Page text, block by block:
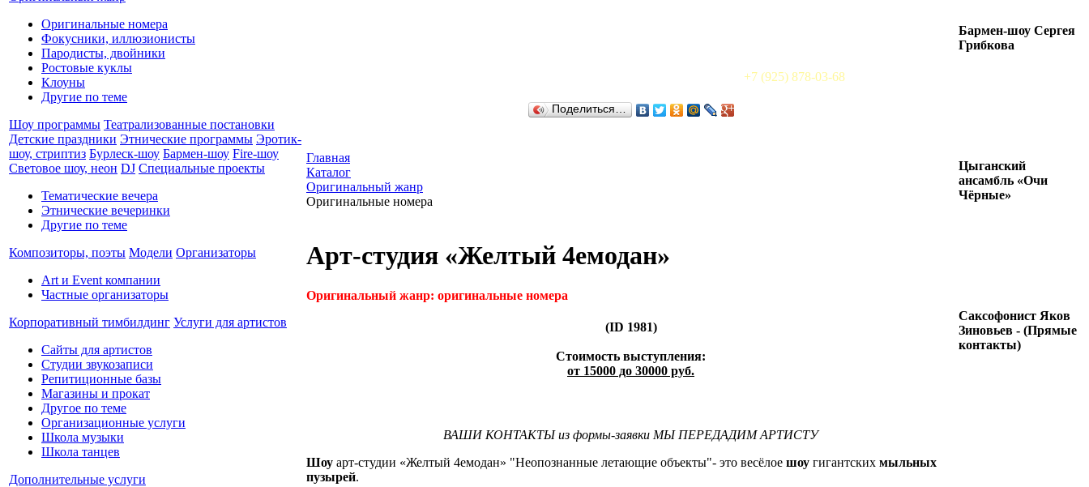
Оригинальные номера
Фокусники, иллюзионисты
Пародисты, двойники
Ростовые куклы
Клоуны
Другие по теме
Шоу программы Театрализованные постановки
Детские праздники Этнические программы Эротик-
шоу, стриптиз Бурлеск-шоу Бармен-шоу Fire-шоу
Световое шоу, неон DJ Специальные проекты
Тематические вечера
Этнические вечеринки
Другие по теме
Композиторы, поэты Модели Организаторы
Art и Event компании
Частные организаторы
Корпоративный тимбилдинг Услуги для артистов
Сайты для артистов
Студии звукозаписи
Репитиционные базы
Магазины и прокат
Другое по теме
Организационные услуги
Школа музыки
Школа танцев
Дополнительные услуги
+7 (925) 878-03-68
Поделиться…
Главная
Каталог
Оригинальный жанр
Оригинальные номера
Арт-студия «Желтый 4емодан»
Оригинальный жанр: оригинальные номера
(ID 1981)
Стоимость выступления:
от 15000 до 30000 руб.
ВАШИ КОНТАКТЫ из формы-заявки МЫ ПЕРЕДАДИМ АРТИСТУ
Шоу арт-студии «Желтый 4емодан» "Неопознанные летающие объекты"- это весёлое шоу гигантских мыльных
пузырей.
Бармен-шоу Сергея
Грибкова
Цыганский
ансамбль «Очи
Чёрные»
Саксофонист Яков
Зиновьев - (Прямые
контакты)